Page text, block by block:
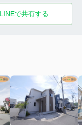
LINEで共有する